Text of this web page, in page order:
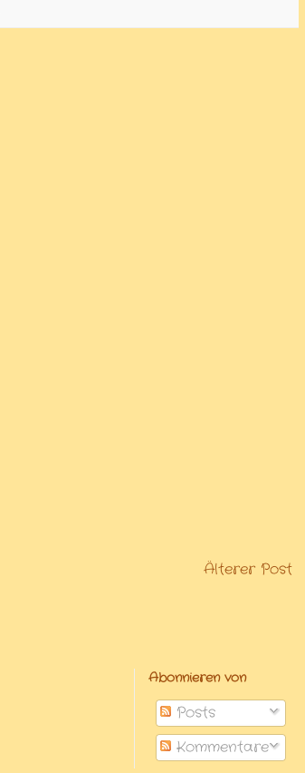
Älterer Post
Abonnieren von
Posts
Kommentare